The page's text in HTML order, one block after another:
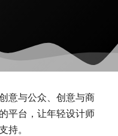
意与公众、创意与商
平台，让年轻设计师
持。